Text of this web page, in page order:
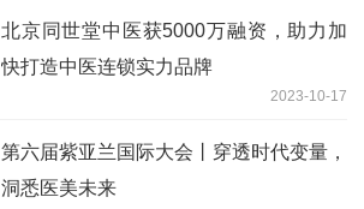
北京同世堂中医获5000万融资，助力加
快打造中医连锁实力品牌
2023-10-17
第六届紫亚兰国际大会丨穿透时代变量，
洞悉医美未来